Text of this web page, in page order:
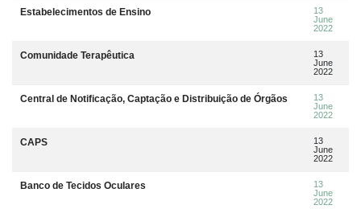
Estabelecimentos de Ensino
13
June
2022
Comunidade Terapêutica
13
June
2022
Central de Notificação, Captação e Distribuição de Órgãos
13
June
2022
CAPS
13
June
2022
Banco de Tecidos Oculares
13
June
2022